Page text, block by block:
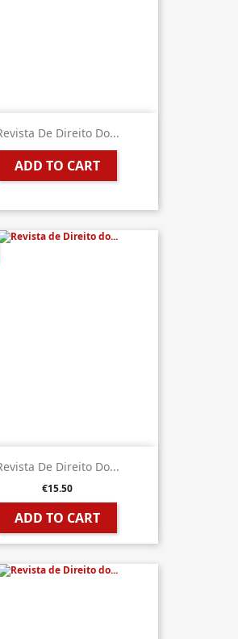
De Direito Do...
ADD TO CART
De Direito Do...
€15.50
ADD TO CART